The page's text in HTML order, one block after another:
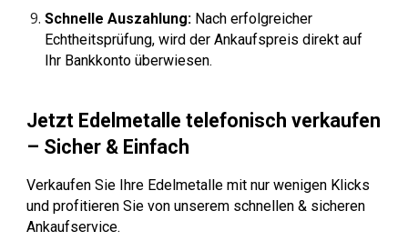
Schnelle Auszahlung: Nach erfolgreicher
Echtheitsprüfung, wird der Ankaufspreis direkt auf
Ihr Bankkonto überwiesen.
Jetzt Edelmetalle telefonisch verkaufen
– Sicher & Einfach
Verkaufen Sie Ihre Edelmetalle mit nur wenigen Klicks
und profitieren Sie von unserem schnellen & sicheren
Ankaufservice.